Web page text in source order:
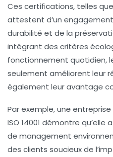
Ces certifications, telles que
attestent d’un
durabilité et de la
intégrant des critères
fonctionnement quotidien,
seulement améliorent leur
également leuravantage
Par exemple, une
ISO 14001 démontre
de management
des clients soucieux de